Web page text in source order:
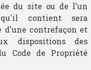
du site ou de l'un
contient sera
d'une contrefaçon et
dispositions des
Code de Propriété